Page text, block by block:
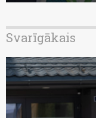
Svarīgākais